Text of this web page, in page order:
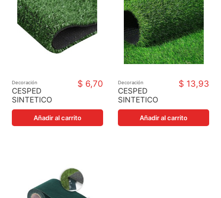
Decoración
CESPED
SINTETICO
CAMPO VERDE
10 mm 2X1 m
$ 6,70
Añadir al carrito
Decoración
CESPED
SINTETICO
PASTO VERDE
25 mm 2X1 m
$ 13,93
Añadir al carrito